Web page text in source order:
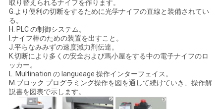
取り替えられるナイフを作ります。
G.より便利の切断をするために光学ナイフの直線と装備されてい
る。
H. PLC の制御システム。
I.ナイフ棒のための装置を出すこと。
J.平らなみみずの速度減力剤伝達。
K.切断により多くの安全および馬小屋をする中の電子ナイフのロ
ッカー。
L. Multination の langueage 操作インターフェイス。
M.ブロック プログラミング操作を図を通して続けていき、操作解
説書を図表で示します。